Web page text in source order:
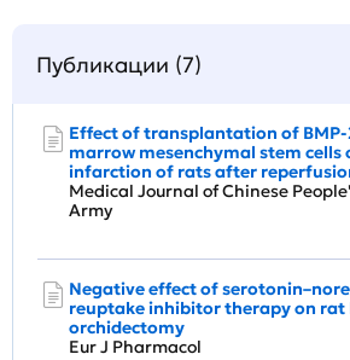
Публикации (7)
Effect of transplantation of
marrow mesenchymal stem cells
infarction of rats after
Medical Journal of Chinese
Army
Negative effect of
reuptake inhibitor therapy on rat
orchidectomy
Eur J Pharmacol